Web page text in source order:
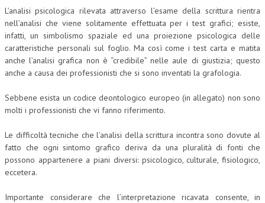
L’analisi psicologica rilevata attraverso l’esame della scrittura rientra
nell’analisi che viene solitamente effettuata per i test grafici; esiste,
infatti, un simbolismo spaziale ed una proiezione psicologica delle
caratteristiche personali sul foglio. Ma così come i test carta e matita
anche l’analisi grafica non è “credibile” nelle aule di giustizia; questo
anche a causa dei professionisti che si sono inventati la grafologia.
Sebbene esista un codice deontologico europeo (in allegato) non sono
molti i professionisti che vi fanno riferimento.
Le difficoltà tecniche che l’analisi della scrittura incontra sono dovute al
fatto che ogni sintomo grafico deriva da una pluralità di fonti che
possono appartenere a piani diversi: psicologico, culturale, fisiologico,
eccetera.
Importante considerare che l’interpretazione ricavata consente, in